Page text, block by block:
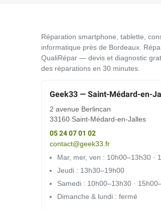
Réparation smartphone, tablette,
informatique près de Bordeaux.
QualiRépar — devis et diagnostic
des réparations en 30 minutes.
Geek33 — Saint-Médard-en-
2 avenue Berlincan
33160 Saint-Médard-en-Jalles
05 24 07 01 02
contact@geek33.fr
Mar, mer, ven : 10h00–13h30 ·
Jeudi : 13h30–19h00
Samedi : 10h00–13h30 ·
Dimanche & lundi : fermé